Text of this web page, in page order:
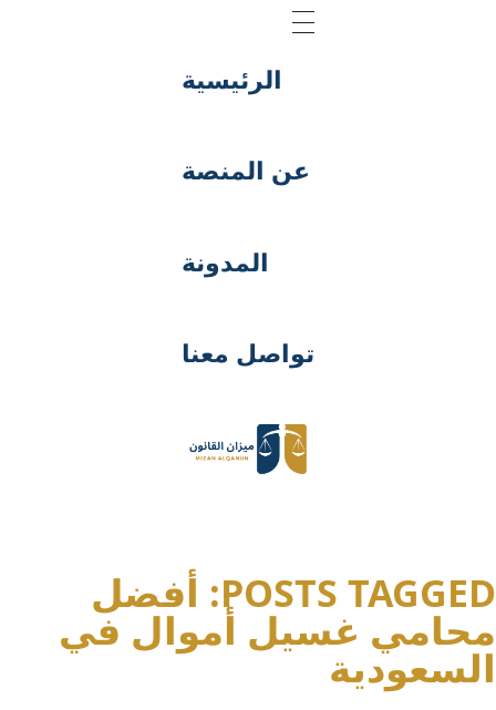
الرئيسية
عن المنصة
المدونة
تواصل معنا
POSTS TAGGED: أفضل
محامي غسيل أموال في
السعودية